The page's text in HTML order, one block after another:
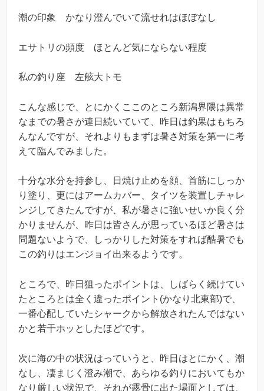
潮の印象 かなり澄んでいて流せれはほぼなし
エサトリの頻度 ほとんど気にならない程度
私の釣り座 左舷大トモ
こんな感じで、とにかくここのところ新潟界隈は異常
なまでの暑さが連日続いていて、昨日は釣果はもちろ
んなんですが、それよりもまずは暑さ対策を第一に考
えて臨んでみました。
十分な水分を持参し、日焼け止めを顔、首筋にしっか
り塗り、更にはアームカバー、タイツを装置しチャレ
ンジしてきたんですが、私が暑さに強いせいか良く分
かりませんが、昨日は皆さんが思っているほど暑さは
問題ないようで、しっかりした対策をすれば酷暑でも
この釣りはエンジョイ出来るようです。
ところで、昨日狙ったポイントは、しばらく続けてい
たところとは全く違ったポイント(かなり北東部)で、
一番心配していたシャークから解放されたんではない
かと若干ホッとしたほどです。
次に海の中の状況はっていうと、昨日はとにかく、潮
なし、凄まじく澄み潮で、あらゆる釣りにおいてもか
なり厳しい状況で、それが露骨に出た場面としては、